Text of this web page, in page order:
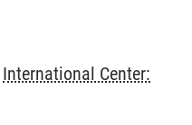
International Center: